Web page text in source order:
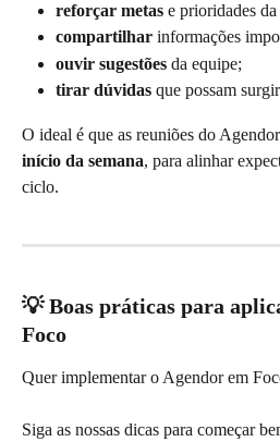
reforçar metas e prioridades da
compartilhar informações
ouvir sugestões da equipe;
tirar dúvidas que possam
O ideal é que as reuniões do
início da semana, para alinhar
ciclo.
💡 Boas práticas para
Foco
Quer implementar o Agendor em
Siga as nossas dicas para começar